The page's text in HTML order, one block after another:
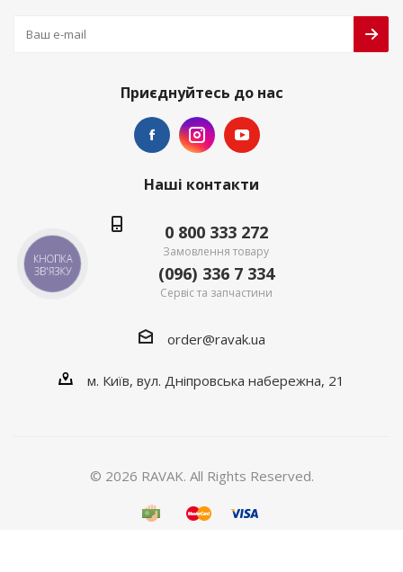
Приєднуйтесь до нас
Наші контакти
0 800 333 272
Замовлення товару
(096) 336 7 334
Сервіс та запчастини
order@ravak.ua
м. Київ, вул. Дніпровська набережна, 21
© 2026 RAVAK. All Rights Reserved.
КНОПКА
ЗВ'ЯЗКУ